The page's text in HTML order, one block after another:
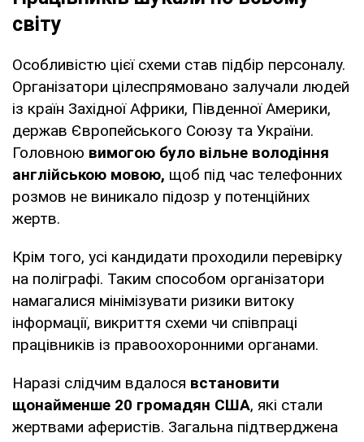
світу
Особливістю цієї схеми став підбір персоналу.
Організатори цілеспрямовано залучали людей
із країн Західної Африки, Південної Америки,
держав Європейського Союзу та України.
Головною вимогою було вільне володіння
англійською мовою, щоб під час телефонних
розмов не виникало підозр у потенційних
жертв.
Крім того, усі кандидати проходили перевірку
на поліграфі. Таким способом організатори
намагалися мінімізувати ризики витоку
інформації, викриття схеми чи співпраці
працівників із правоохоронними органами.
Наразі слідчим вдалося встановити
щонайменше 20 громадян США, які стали
жертвами аферистів. Загальна підтверджена